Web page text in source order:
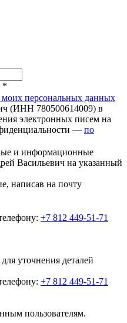
*
моих персональных данных
(ИНН 780500614009) в
электронных писем на
— по
и информационные
Васильевич на указанный
написав на почту
+7 812 449-51-71
уточнения деталей
+7 812 449-51-71
пользователям.